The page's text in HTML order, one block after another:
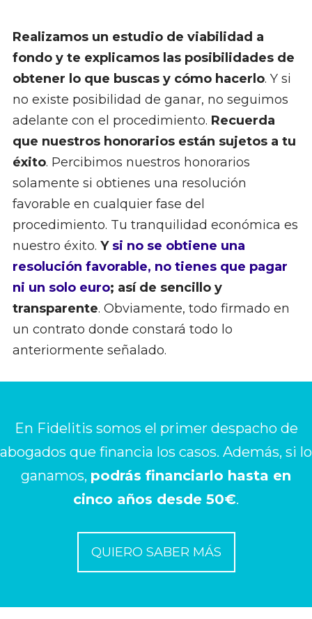
Realizamos un estudio de viabilidad a
fondo y te explicamos las posibilidades de
obtener lo que buscas y cómo hacerlo. Y si
no existe posibilidad de ganar, no seguimos
adelante con el procedimiento. Recuerda
que nuestros honorarios están sujetos a tu
éxito. Percibimos nuestros honorarios
solamente si obtienes una resolución
favorable en cualquier fase del
procedimiento. Tu tranquilidad económica es
nuestro éxito. Y si no se obtiene una
resolución favorable, no tienes que pagar
ni un solo euro; así de sencillo y
transparente. Obviamente, todo firmado en
un contrato donde constará todo lo
anteriormente señalado.
En Fidelitis somos el primer despacho de
abogados que financia los casos. Además, si lo
ganamos, podrás financiarlo hasta en
cinco años desde 50€.
QUIERO SABER MÁS